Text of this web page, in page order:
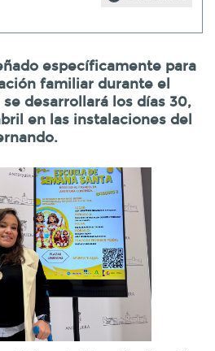
específicamente para
familiar durante el
desarrollará los días 30,
en las instalaciones del